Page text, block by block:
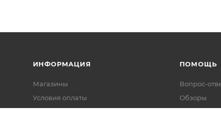
ИНФОРМАЦИЯ
Магазины
Условия оплаты
ПОМОЩЬ
Вопрос-
Обзоры